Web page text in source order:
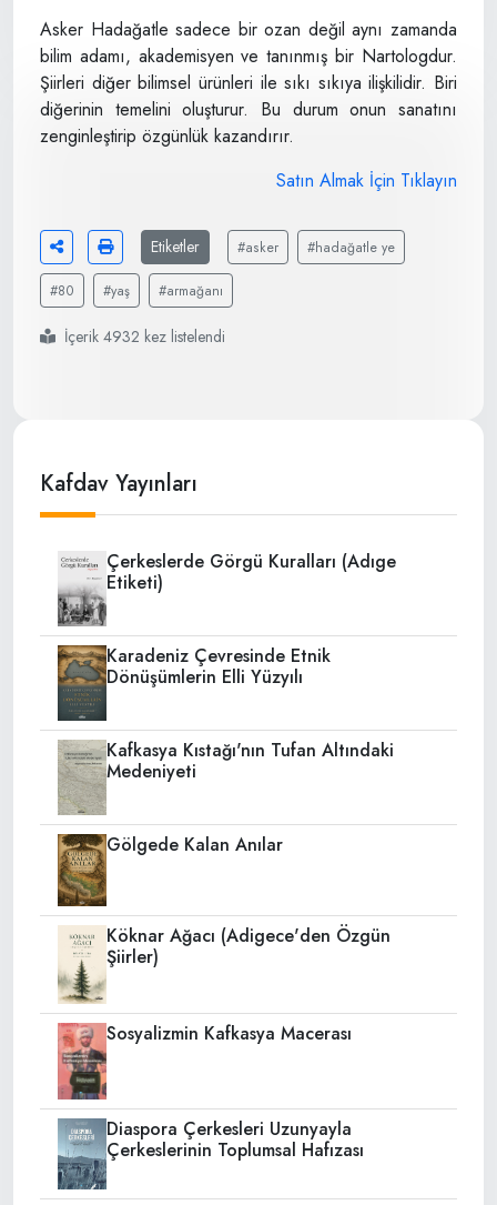
Asker Hadağatle sadece bir ozan değil aynı zamanda
bilim adamı, akademisyen ve tanınmış bir Nartologdur.
Şiirleri diğer bilimsel ürünleri ile sıkı sıkıya ilişkilidir. Biri
diğerinin temelini oluşturur. Bu durum onun sanatını
zenginleştirip özgünlük kazandırır.
Satın Almak İçin Tıklayın
Etiketler #asker #hadağatle ye
#80 #yaş #armağanı
İçerik 4932 kez listelendi
Kafdav Yayınları
Çerkeslerde Görgü Kuralları (Adıge
Etiketi)
Karadeniz Çevresinde Etnik
Dönüşümlerin Elli Yüzyılı
Kafkasya Kıstağı'nın Tufan Altındaki
Medeniyeti
Gölgede Kalan Anılar
Köknar Ağacı (Adigece'den Özgün
Şiirler)
Sosyalizmin Kafkasya Macerası
Diaspora Çerkesleri Uzunyayla
Çerkeslerinin Toplumsal Hafızası